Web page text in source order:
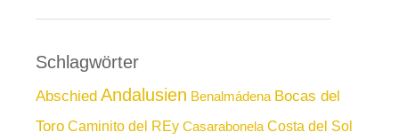
Schlagwörter
Abschied Andalusien Benalmádena Bocas del
Toro Caminito del REy Casarabonela Costa del Sol